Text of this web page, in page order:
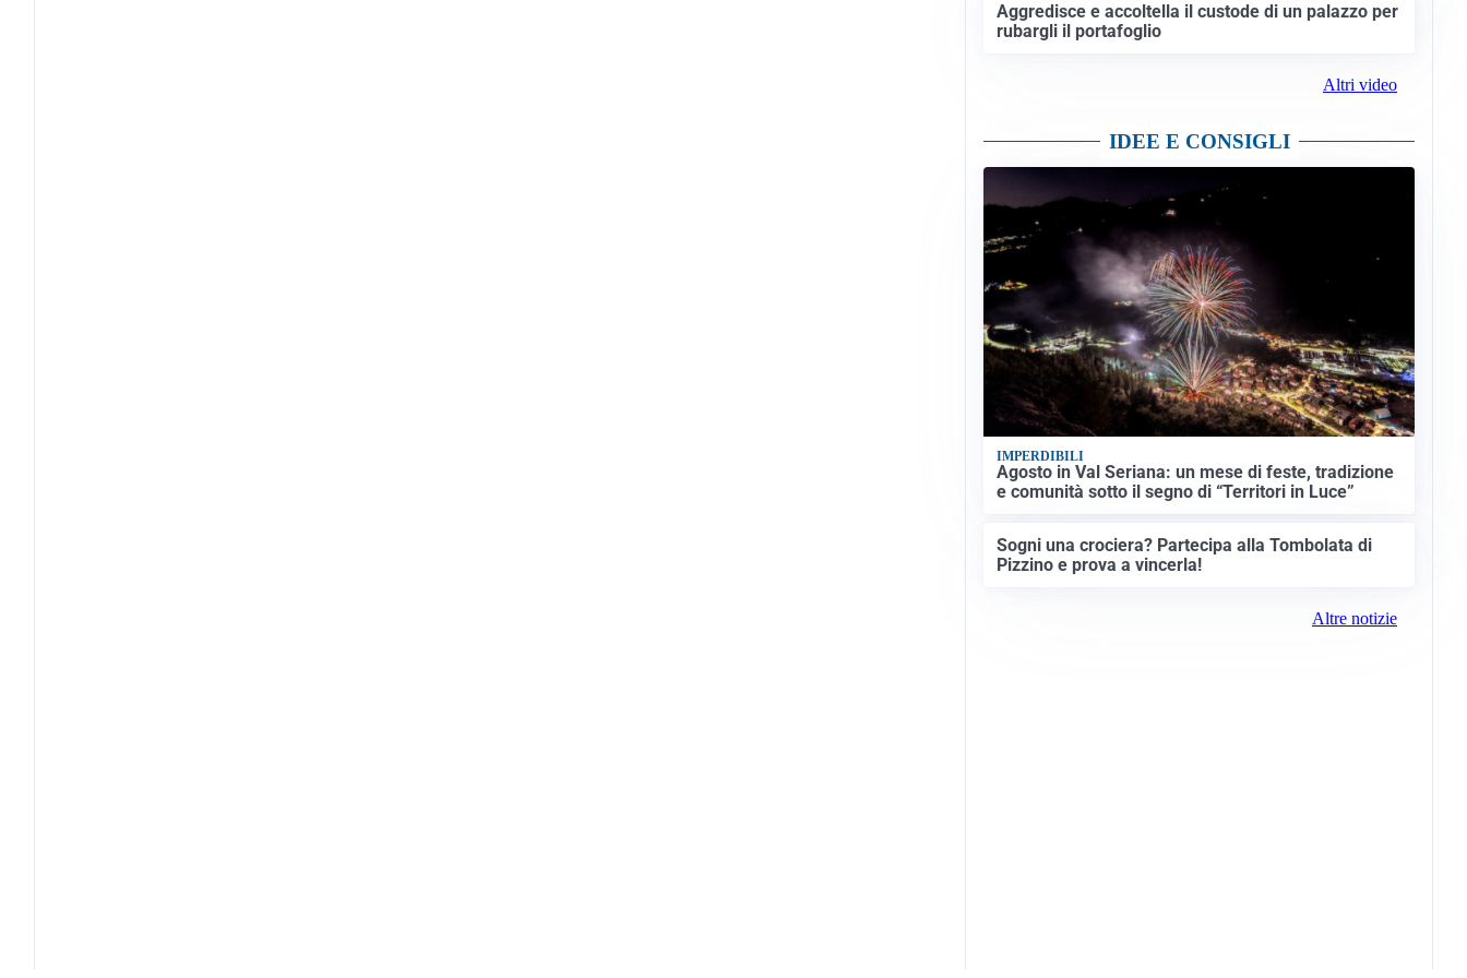
Aggredisce e accoltella il custode di un palazzo per
rubargli il portafoglio
Altri video
IDEE E CONSIGLI
IMPERDIBILI
Agosto in Val Seriana: un mese di feste, tradizione
e comunità sotto il segno di “Territori in Luce”
Sogni una crociera? Partecipa alla Tombolata di
Pizzino e prova a vincerla!
Altre notizie